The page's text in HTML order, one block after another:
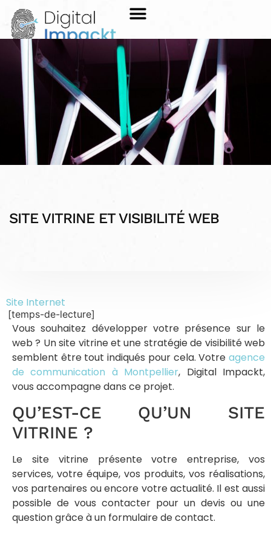
SITE VITRINE ET VISIBILITÉ WEB
Site Internet
[temps-de-lecture]
Vous souhaitez développer votre présence sur le
web ? Un site vitrine et une stratégie de visibilité web
semblent être tout indiqués pour cela. Votre agence
de communication à Montpellier, Digital Impackt,
vous accompagne dans ce projet.
QU’EST-CE QU’UN SITE
VITRINE ?
Le site vitrine présente votre entreprise, vos
services, votre équipe, vos produits, vos réalisations,
vos partenaires ou encore votre actualité. Il est aussi
possible de vous contacter pour un devis ou une
question grâce à un formulaire de contact.